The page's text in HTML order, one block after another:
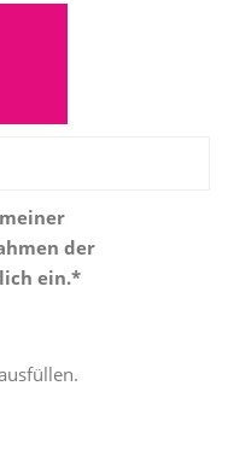
der
ein.*